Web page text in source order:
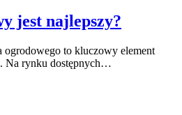
jest najlepszy?
to kluczowy element
Na rynku dostępnych…